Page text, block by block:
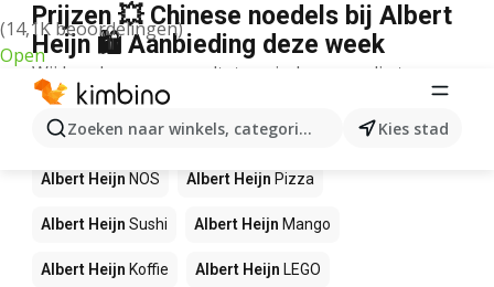
(14,1K beoordelingen)
Open
Zoeken naar winkels, categorieën, producten...
Kies stad
Prijzen 💥 Chinese noedels bij Albert
Heijn 🛍️ Aanbieding deze week
Wij konden geen resultaten vinden voor die term.
Andere producten in winkels Albert
Heijn
Albert Heijn NOS Albert Heijn Pizza
Albert Heijn Sushi Albert Heijn Mango
Albert Heijn Koffie Albert Heijn LEGO